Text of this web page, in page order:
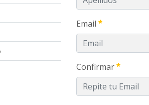
Email
Confirmar